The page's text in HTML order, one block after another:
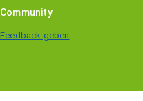
Community
Feedback geben